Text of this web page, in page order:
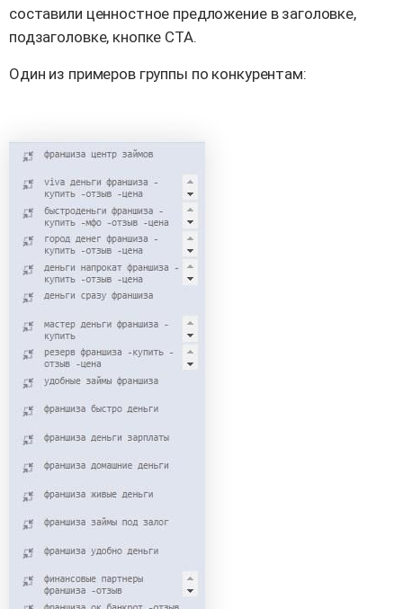
составили ценностное предложение в заголовке,
подзаголовке, кнопке CTA.
Один из примеров группы по конкурентам: